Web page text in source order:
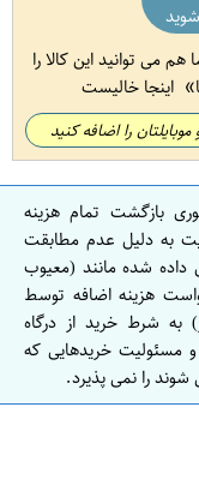
می توانید این کالا را
اینجا خالیست
را اضافه کنید
بازگشت تمام هزینه
به دلیل عدم مطابقت
داده شده مانند (معیوب
هزینه اضافه توسط
به شرط خرید از درگاه
مسئولیت خریدهایی که
را نمی پذیرد.